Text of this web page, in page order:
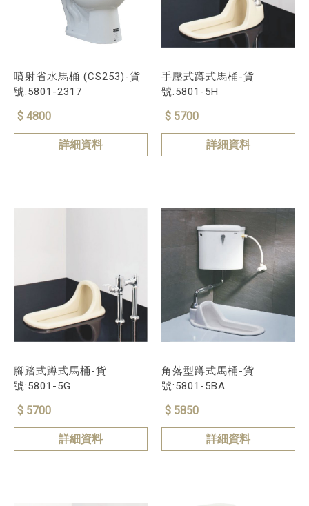
噴射省水馬桶 (CS253)-貨
號:5801-2317
$ 4800
詳細資料
手壓式蹲式馬桶-貨
號:5801-5H
$ 5700
詳細資料
腳踏式蹲式馬桶-貨
號:5801-5G
$ 5700
詳細資料
角落型蹲式馬桶-貨
號:5801-5BA
$ 5850
詳細資料